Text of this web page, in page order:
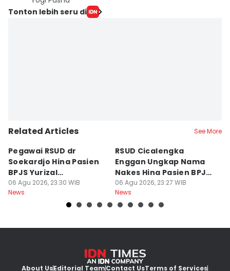
Tonton lebih seru di
Related Articles See More
Pegawai RSUD dr
Soekardjo Hina Pasien
BPJS Yurizal
Mengundurkan Diri
06 Agu 2026, 23:30 WIB
News
RSUD Cicalengka
Enggan Ungkap Nama
Nakes Hina Pasien BPJS
Yurizal
06 Agu 2026, 23:27 WIB
News
About UsEditorial TeamContact UsTerms of Services